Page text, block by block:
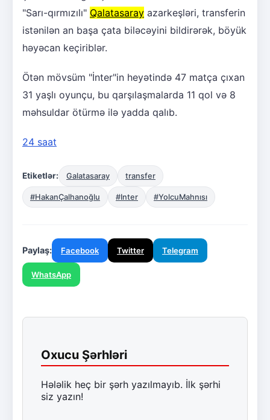
"Sarı-qırmızılı" Qalatasaray azarkeşləri, transferin
istənilən an başa çata biləcəyini bildirərək, böyük
həyəcan keçiriblər.
Ötən mövsüm "İnter"in heyətində 47 matça çıxan
31 yaşlı oyunçu, bu qarşılaşmalarda 11 qol və 8
məhsuldar ötürmə ilə yadda qalıb.
24 saat
Etiketlər: Galatasaray transfer
#HakanÇalhanoğlu #Inter #YolcuMahnısı
Paylaş: Facebook Twitter Telegram
WhatsApp
Oxucu Şərhləri
Hələlik heç bir şərh yazılmayıb. İlk şərhi
siz yazın!